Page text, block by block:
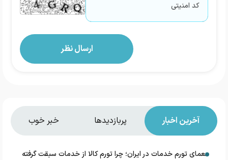
آخرین اخبار پربازدیدها خبر خوب
معمای تورم خدمات در ایران؛ چرا تورم کالا از خدمات سبقت گرفته